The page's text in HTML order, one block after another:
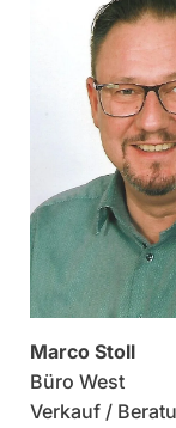
Marco Stoll
Büro West
Verkauf /